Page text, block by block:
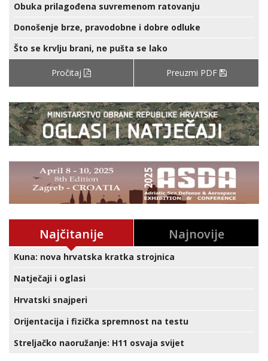
Obuka prilagođena suvremenom ratovanju
Donošenje brze, pravodobne i dobre odluke
Što se krvlju brani, ne pušta se lako
Pročitaj Preuzmi PDF
Najčitanije Najnovije
Kuna: nova hrvatska kratka strojnica
Natječaji i oglasi
Hrvatski snajperi
Orijentacija i fizička spremnost na testu
Streljačko naoružanje: H11 osvaja svijet